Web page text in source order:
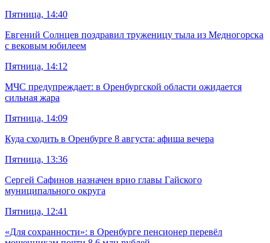
Пятница, 14:40
Евгений Солнцев поздравил труженицу тыла из Медногорска
с вековым юбилеем
Пятница, 14:12
МЧС предупреждает: в Оренбургской области ожидается
сильная жара
Пятница, 14:09
Куда сходить в Оренбурге 8 августа: афиша вечера
Пятница, 13:36
Сергей Сафинов назначен врио главы Гайского
муниципального округа
Пятница, 12:41
«Для сохранности»: в Оренбурге пенсионер перевёл